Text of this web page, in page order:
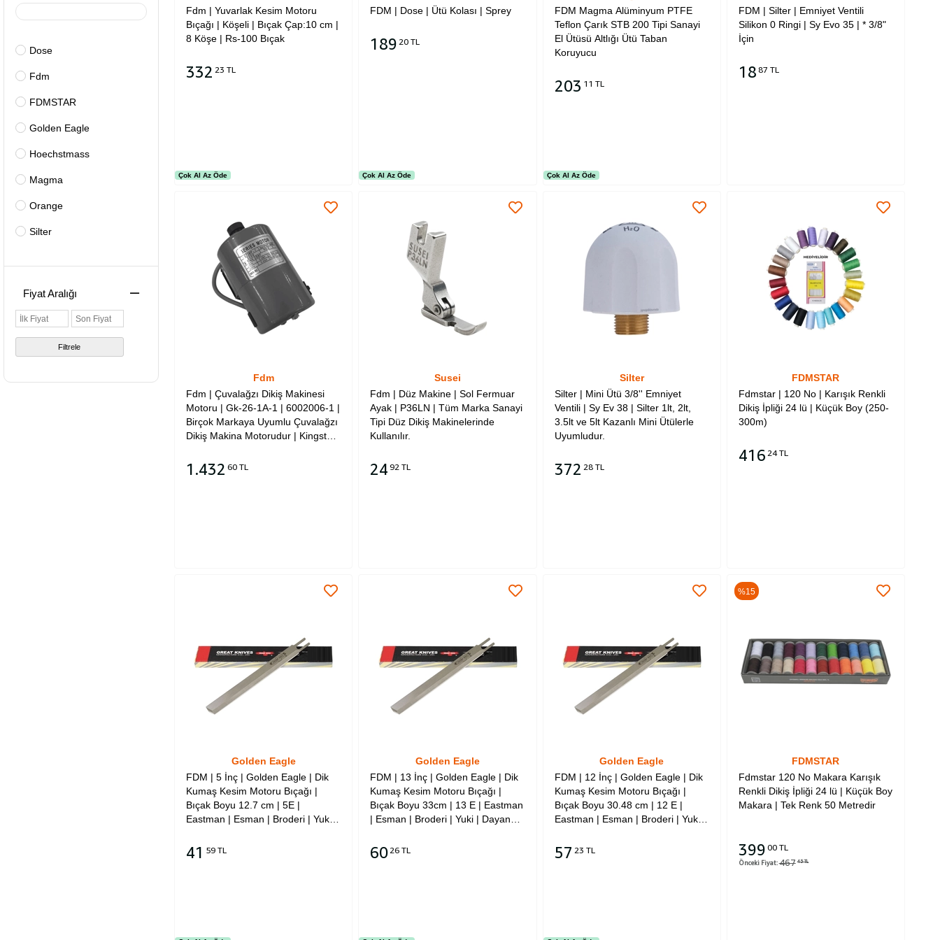
Dose
Fdm
FDMSTAR
Golden Eagle
Hoechstmass
Magma
Orange
Silter
Fiyat Aralığı
Filtrele
Fdm | Yuvarlak Kesim Motoru
Bıçağı | Köşeli | Bıçak Çap:10 cm |
8 Köşe | Rs-100 Bıçak
332 23 TL
Çok Al Az Öde
FDM | Dose | Ütü Kolası | Sprey
189 20 TL
Çok Al Az Öde
FDM Magma Alüminyum PTFE
Teflon Çarık STB 200 Tipi Sanayi
El Ütüsü Altlığı Ütü Taban
Koruyucu
203 11 TL
Çok Al Az Öde
FDM | Silter | Emniyet Ventili
Silikon 0 Ringi | Sy Evo 35 | * 3/8"
İçin
18 87 TL
Fdm
Fdm | Çuvalağzı Dikiş Makinesi
Motoru | Gk-26-1A-1 | 6002006-1 |
Birçok Markaya Uyumlu Çuvalağzı
Dikiş Makina Motorudur | Kingstar
Shifeng |Tüm Markalara
Uyumludur.
1.432 60 TL
Susei
Fdm | Düz Makine | Sol Fermuar
Ayak | P36LN | Tüm Marka Sanayi
Tipi Düz Dikiş Makinelerinde
Kullanılır.
24 92 TL
Silter
Silter | Mini Ütü 3/8'' Emniyet
Ventili | Sy Ev 38 | Silter 1lt, 2lt,
3.5lt ve 5lt Kazanlı Mini Ütülerle
Uyumludur.
372 28 TL
FDMSTAR
Fdmstar | 120 No | Karışık Renkli
Dikiş İpliği 24 lü | Küçük Boy (250-
300m)
416 24 TL
Golden Eagle
FDM | 5 İnç | Golden Eagle | Dik
Kumaş Kesim Motoru Bıçağı |
Bıçak Boyu 12.7 cm | 5E |
Eastman | Esman | Broderi | Yuki |
Dik Kesim Motorlarına Uyumludur
41 59 TL
Golden Eagle
FDM | 13 İnç | Golden Eagle | Dik
Kumaş Kesim Motoru Bıçağı |
Bıçak Boyu 33cm | 13 E | Eastman
| Esman | Broderi | Yuki | Dayang |
Motorlarına Uyumludur
6026 TL
Golden Eagle
FDM | 12 İnç | Golden Eagle | Dik
Kumaş Kesim Motoru Bıçağı |
Bıçak Boyu 30.48 cm | 12 E |
Eastman | Esman | Broderi | Yuki |
Dik Kesim Motorlarına Uyumludur
57 23 TL
FDMSTAR
Fdmstar 120 No Makara Karışık
Renkli Dikiş İpliği 24 lü | Küçük Boy
Makara | Tek Renk 50 Metredir
399 00 TL
Önceki Fiyat:467 45 TL
%15